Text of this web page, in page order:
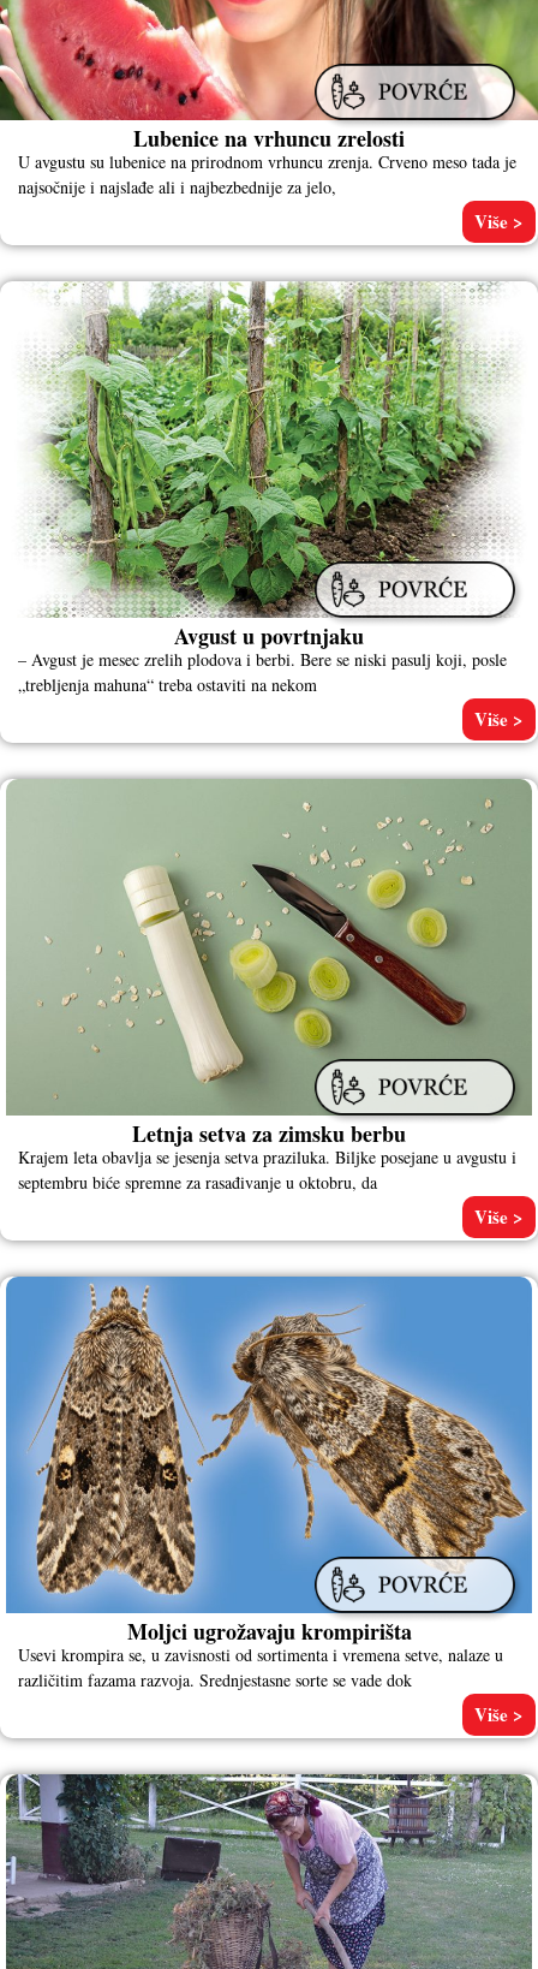
Lubenice na vrhuncu zrelosti
U avgustu su lubenice na prirodnom vrhuncu zrenja. Crveno meso tada je
najsočnije i najslađe ali i najbezbednije za jelo,
Više >
Avgust u povrtnjaku
– Avgust je mesec zrelih plodova i berbi. Bere se niski pasulj koji, posle
„trebljenja mahuna“ treba ostaviti na nekom
Više >
Letnja setva za zimsku berbu
Krajem leta obavlja se jesenja setva praziluka. Biljke posejane u avgustu i
septembru biće spremne za rasađivanje u oktobru, da
Više >
Moljci ugrožavaju krompirišta
Usevi krompira se, u zavisnosti od sortimenta i vremena setve, nalaze u
različitim fazama razvoja. Srednjestasne sorte se vade dok
Više >